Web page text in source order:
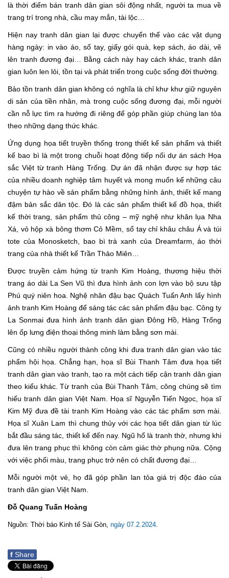
là thời điểm bán tranh dân gian sôi động nhất, người ta mua về
trang trí trong nhà, cầu may mắn, tài lộc…
Hiện nay tranh dân gian lại được chuyển thể vào các vật dụng
hàng ngày: in vào áo, sổ tay, giấy gói quà, kẹp sách, áo dài, vẽ
lên tranh đương đại… Bằng cách này hay cách khác, tranh dân
gian luôn len lỏi, tồn tại và phát triển trong cuộc sống đời thường.
Bảo tồn tranh dân gian không có nghĩa là chỉ khư khư giữ nguyên
di sản của tiền nhân, mà trong cuộc sống đương đại, mỗi người
cần nỗ lực tìm ra hướng đi riêng để góp phần giúp chúng lan tỏa
theo những dạng thức khác.
Ứng dụng họa tiết truyền thống trong thiết kế sản phẩm và thiết
kế bao bì là một trong chuỗi hoạt động tiếp nối dự án sách Họa
sắc Việt từ tranh Hàng Trống. Dự án đã nhận được sự hợp tác
của nhiều doanh nghiệp tâm huyết và mong muốn kể những câu
chuyện tự hào về sản phẩm bằng những hình ảnh, thiết kế mang
đậm bản sắc dân tộc. Đó là các sản phẩm thiết kế đồ họa, thiết
kế thời trang, sản phẩm thủ công – mỹ nghệ như khăn lụa Nha
Xá, vỏ hộp xà bông thơm Cỏ Mềm, sổ tay chỉ khâu châu Á và túi
tote của Monosketch, bao bì trà xanh của Dreamfarm, áo thời
trang của nhà thiết kế Trần Thảo Miên…
Được truyền cảm hứng từ tranh Kim Hoàng, thương hiệu thời
trang áo dài La Sen Vũ thì đưa hình ảnh con lợn vào bộ sưu tập
Phú quý niên hoa. Nghệ nhân đậu bạc Quách Tuấn Anh lấy hình
ảnh tranh Kim Hoàng để sáng tác các sản phẩm đậu bạc. Công ty
La Sonmai đưa hình ảnh tranh dân gian Đông Hồ, Hàng Trống
lên ốp lưng điện thoại thông minh làm bằng sơn mài.
Cũng có nhiều người thành công khi đưa tranh dân gian vào tác
phẩm hội họa. Chẳng hạn, họa sĩ Bùi Thanh Tâm đưa họa tiết
tranh dân gian vào tranh, tạo ra một cách tiếp cận tranh dân gian
theo kiểu khác. Từ tranh của Bùi Thanh Tâm, công chúng sẽ tìm
hiểu tranh dân gian Việt Nam. Họa sĩ Nguyễn Tiến Ngọc, họa sĩ
Kim Mỹ đưa đề tài tranh Kim Hoàng vào các tác phẩm sơn mài.
Họa sĩ Xuân Lam thì chung thủy với các họa tiết dân gian từ lúc
bắt đầu sáng tác, thiết kế đến nay. Ngũ hổ là tranh thờ, nhưng khi
đưa lên trang phục thì không còn cảm giác thờ phụng nữa. Cộng
với việc phối màu, trang phục trở nên có chất đương đại…
Mỗi người một vẻ, họ đã góp phần lan tỏa giá trị độc đáo của
tranh dân gian Việt Nam.
Đỗ Quang Tuấn Hoàng
Nguồn: Thời báo Kinh tế Sài Gòn, ngày 07.2.2024
f Share